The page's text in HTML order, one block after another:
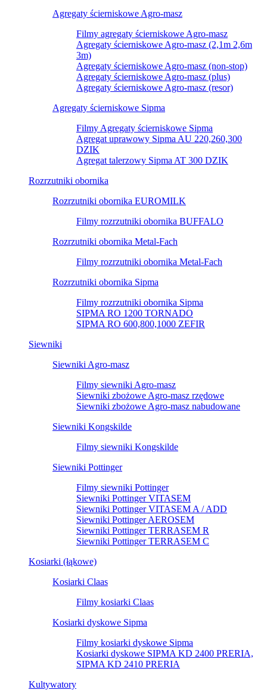
Agregaty ścierniskowe Agro-masz
Filmy agregaty ścierniskowe Agro-masz
Agregaty ścierniskowe Agro-masz (2,1m 2,6m
3m)
Agregaty ścierniskowe Agro-masz (non-stop)
Agregaty ścierniskowe Agro-masz (plus)
Agregaty ścierniskowe Agro-masz (resor)
Agregaty ścierniskowe Sipma
Filmy Agregaty ścierniskowe Sipma
Agregat uprawowy Sipma AU 220,260,300
DZIK
Agregat talerzowy Sipma AT 300 DZIK
Rozrzutniki obornika
Rozrzutniki obornika EUROMILK
Filmy rozrzutniki obornika BUFFALO
Rozrzutniki obornika Metal-Fach
Filmy rozrzutniki obornika Metal-Fach
Rozrzutniki obornika Sipma
Filmy rozrzutniki obornika Sipma
SIPMA RO 1200 TORNADO
SIPMA RO 600,800,1000 ZEFIR
Siewniki
Siewniki Agro-masz
Filmy siewniki Agro-masz
Siewniki zbożowe Agro-masz rzędowe
Siewniki zbożowe Agro-masz nabudowane
Siewniki Kongskilde
Filmy siewniki Kongskilde
Siewniki Pottinger
Filmy siewniki Pottinger
Siewniki Pottinger VITASEM
Siewniki Pottinger VITASEM A / ADD
Siewniki Pottinger AEROSEM
Siewniki Pottinger TERRASEM R
Siewniki Pottinger TERRASEM C
Kosiarki (łąkowe)
Kosiarki Claas
Filmy kosiarki Claas
Kosiarki dyskowe Sipma
Filmy kosiarki dyskowe Sipma
Kosiarki dyskowe SIPMA KD 2400 PRERIA,
SIPMA KD 2410 PRERIA
Kultywatory